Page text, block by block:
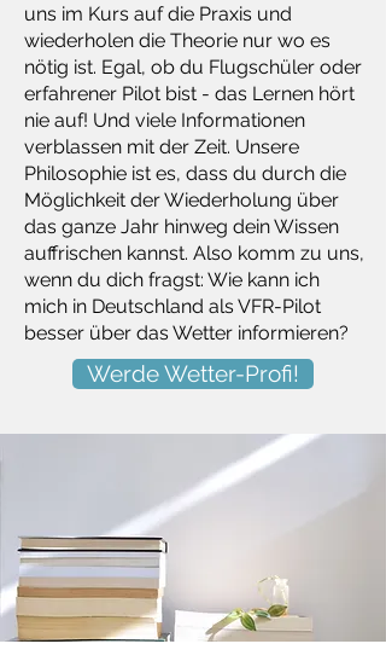
uns im Kurs auf die Praxis und
wiederholen die Theorie nur wo es
nötig ist. Egal, ob du Flugschüler oder
erfahrener Pilot bist - das Lernen hört
nie auf! Und viele Informationen
verblassen mit der Zeit. Unsere
Philosophie ist es, dass du durch die
Möglichkeit der Wiederholung über
das ganze Jahr hinweg dein Wissen
auffrischen kannst. Also komm zu uns,
wenn du dich fragst: Wie kann ich
mich in Deutschland als VFR-Pilot
besser über das Wetter informieren?
Werde Wetter-Profi!